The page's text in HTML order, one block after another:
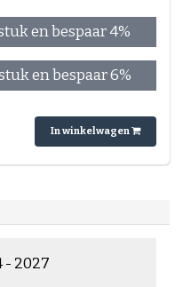
en bespaar 4%
en bespaar 6%
In winkelwagen
- 2027